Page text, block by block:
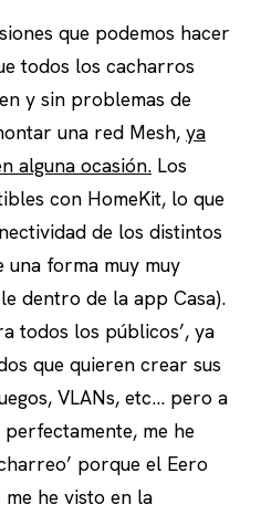
que podemos hacer
todos los cacharros
y sin problemas de
una red Mesh, ya
alguna ocasión. Los
con HomeKit, lo que
de los distintos
forma muy muy
dentro de la app Casa).
todos los públicos’, ya
que quieren crear sus
VLANs, etc… pero a
me he
porque el Eero
he visto en la